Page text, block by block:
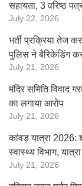
सहायता, 3 वरिष्ठ
July 22, 2026
भर्ती प्रक्रिया तेज
पुलिस ने बैरिकेडिंग
July 21, 2026
मंदिर समिति विवाद
का लगाया आरोप
July 21, 2026
कांवड़ यात्रा 2026:
स्वास्थ्य विभाग,
July 21, 2026